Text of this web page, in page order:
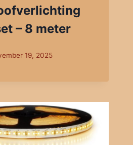
– 8 meter
19, 2025